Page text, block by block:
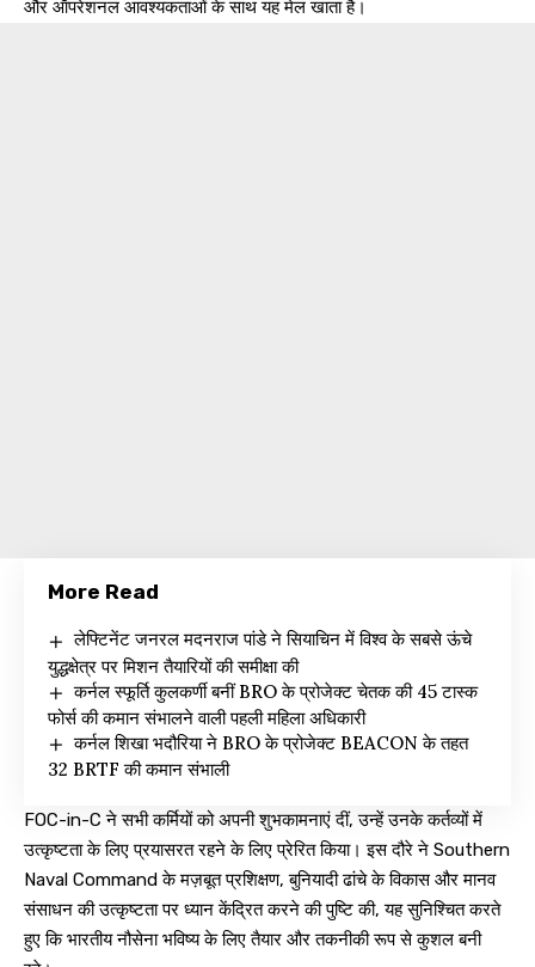
और ऑपरेशनल आवश्यकताओं के साथ यह मेल खाता है।
More Read
लेफ्टिनेंट जनरल मदनराज पांडे ने सियाचिन में विश्व के सबसे ऊंचे
युद्धक्षेत्र पर मिशन तैयारियों की समीक्षा की
कर्नल स्फूर्ति कुलकर्णी बनीं BRO के प्रोजेक्ट चेतक की 45 टास्क
फोर्स की कमान संभालने वाली पहली महिला अधिकारी
कर्नल शिखा भदौरिया ने BRO के प्रोजेक्ट BEACON के तहत
32 BRTF की कमान संभाली
FOC-in-C ने सभी कर्मियों को अपनी शुभकामनाएं दीं, उन्हें उनके कर्तव्यों में
उत्कृष्टता के लिए प्रयासरत रहने के लिए प्रेरित किया। इस दौरे ने Southern
Naval Command के मज़बूत प्रशिक्षण, बुनियादी ढांचे के विकास और मानव
संसाधन की उत्कृष्टता पर ध्यान केंद्रित करने की पुष्टि की, यह सुनिश्चित करते
हुए कि भारतीय नौसेना भविष्य के लिए तैयार और तकनीकी रूप से कुशल बनी